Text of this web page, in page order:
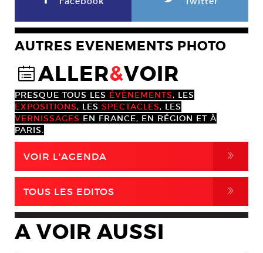
AUTRES EVENEMENTS PHOTO
@ALLER&VOIR
PRESQUE TOUS LES ÉVÈNEMENTS, LES
EXPOSITIONS, LES SPECTACLES, LES
VERNISSAGES EN FRANCE, EN RÉGION ET À
PARIS.
VOIR L'AGENDA ,
TOUS LES EDITOS ,
A VOIR AUSSI